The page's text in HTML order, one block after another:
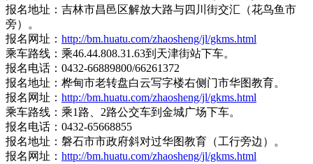
报名地址：吉林市昌邑区解放大路与四川街交汇（花鸟鱼市
旁）。
报名网址： http://bm.huatu.com/zhaosheng/jl/gkms.html
乘车路线：乘46.44.808.31.63到天津街站下车。
报名电话：0432-66889800/66261372
报名地址：桦甸市老转盘白云写字楼右侧门市华图教育。
报名网址： http://bm.huatu.com/zhaosheng/jl/gkms.html
乘车路线：乘1路、2路公交车到金城广场下车。
报名电话：0432-65668855
报名地址：磐石市市政府斜对过华图教育（工行旁边）。
报名网址： http://bm.huatu.com/zhaosheng/jl/gkms.html